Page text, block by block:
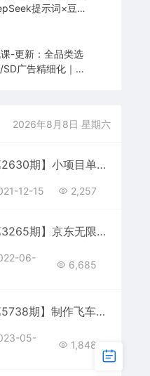
提示词×豆包
-更新：全品类选
广告精细化｜新
2026年8月8日 星期六
【第2630期】小项目单台手机最高赚600+知乎被动新项目1天1小时赚2000+(12个项目)
12-15 2,257
【第3265期】京东无限E卡全自动挂机项目 号称日入500–1000【永久版脚本+详细操作教程】
06-
6,685
【第5738期】制作飞车出库视频赚钱，一单50-80，玩信息差日入300-500
05-
1,848